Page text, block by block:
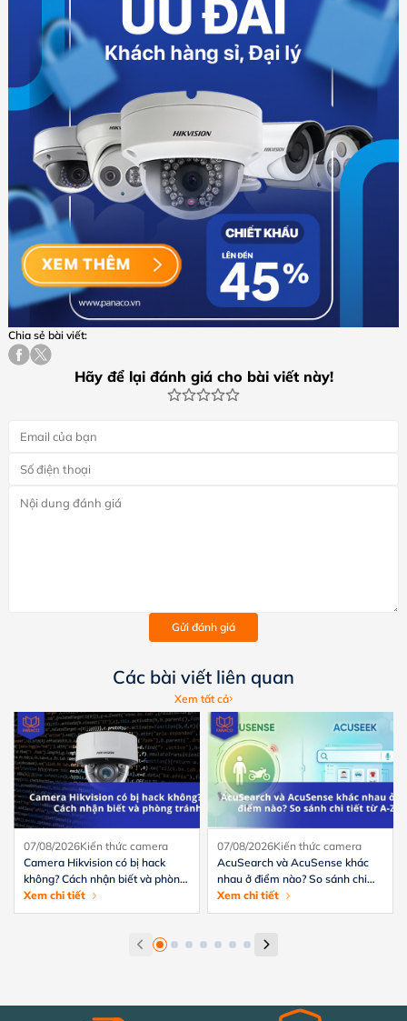
Chia sẻ bài viết:
Hãy để lại đánh giá cho bài viết này!
Gửi đánh giá
Các bài viết liên quan
Xem tất cả
07/08/2026Kiến thức camera
Camera Hikvision có bị hack
không? Cách nhận biết và phòng
tránh hiệu quả
Xem chi tiết
07/08/2026Kiến thức camera
AcuSearch và AcuSense khác
nhau ở điểm nào? So sánh chi
tiết từ A-Z
Xem chi tiết